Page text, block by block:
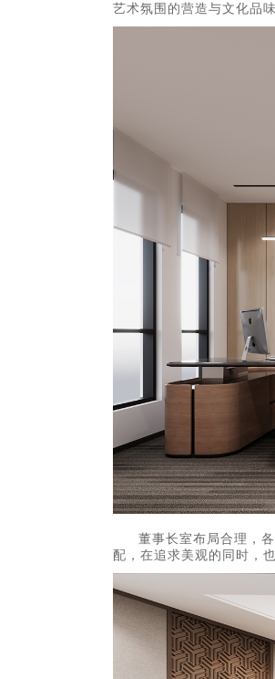
艺术氛围的营造与文化品
董事长室布局合理，
配，在追求美观的同时，